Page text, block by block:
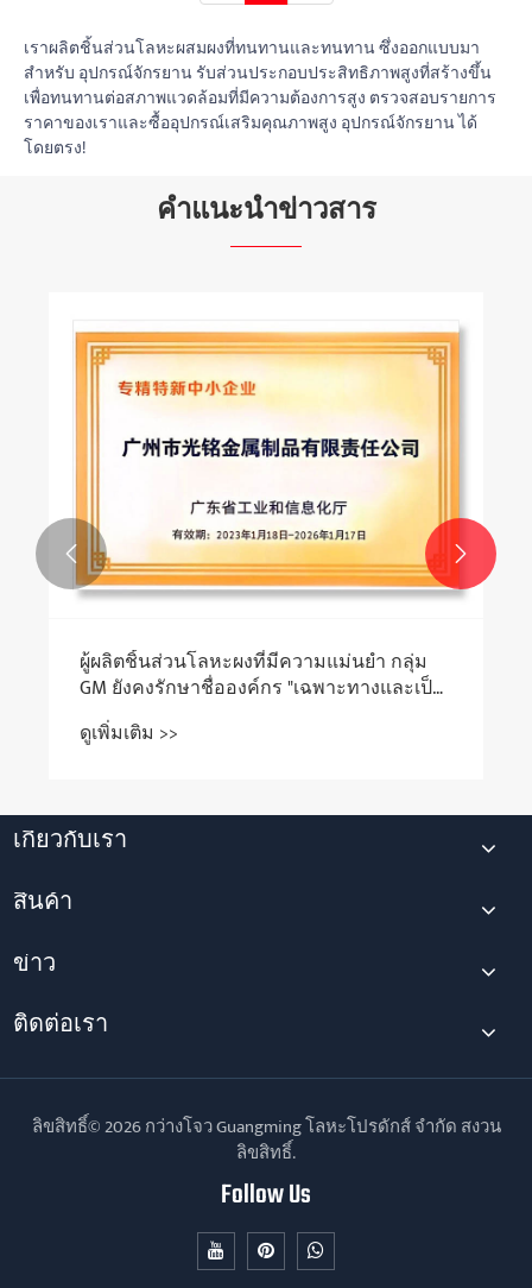
เราผลิตชิ้นส่วนโลหะผสมผงที่ทนทานและทนทาน ซึ่งออกแบบมา
สำหรับ อุปกรณ์จักรยาน รับส่วนประกอบประสิทธิภาพสูงที่สร้างขึ้น
เพื่อทนทานต่อสภาพแวดล้อมที่มีความต้องการสูง ตรวจสอบรายการ
ราคาของเราและซื้ออุปกรณ์เสริมคุณภาพสูง อุปกรณ์จักรยาน ได้
โดยตรง!
คำแนะนำข่าวสาร
แผ่นอุปกรณ์เสริมสำหรับเปลี่ยนเครื่องบดเนื้อ
ในครัวเรือน
ดูเพิ่มเติม >>
 
เกี่ยวกับเรา
สินค้า
ข่าว
ติดต่อเรา
ลิขสิทธิ์© 2026 กว่างโจว Guangming โลหะโปรดักส์ จำกัด สงวน
ลิขสิทธิ์.
Follow Us